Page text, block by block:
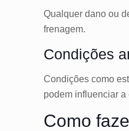
Qualquer dano ou
frenagem.
Condições
Condições como
podem influenciar
Como